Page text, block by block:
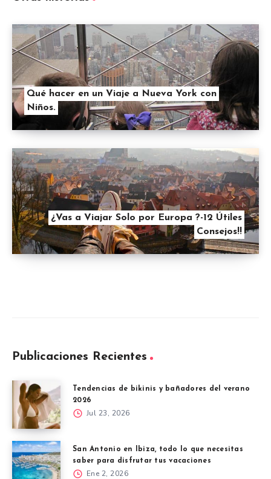
Qué hacer en un Viaje a Nueva York con
Niños.
¿Vas a Viajar Solo por Europa ?-12 Útiles
Consejos!!
Publicaciones Recientes
Tendencias de bikinis y bañadores del verano
2026
Jul 23, 2026
San Antonio en Ibiza, todo lo que necesitas
saber para disfrutar tus vacaciones
Ene 2, 2026